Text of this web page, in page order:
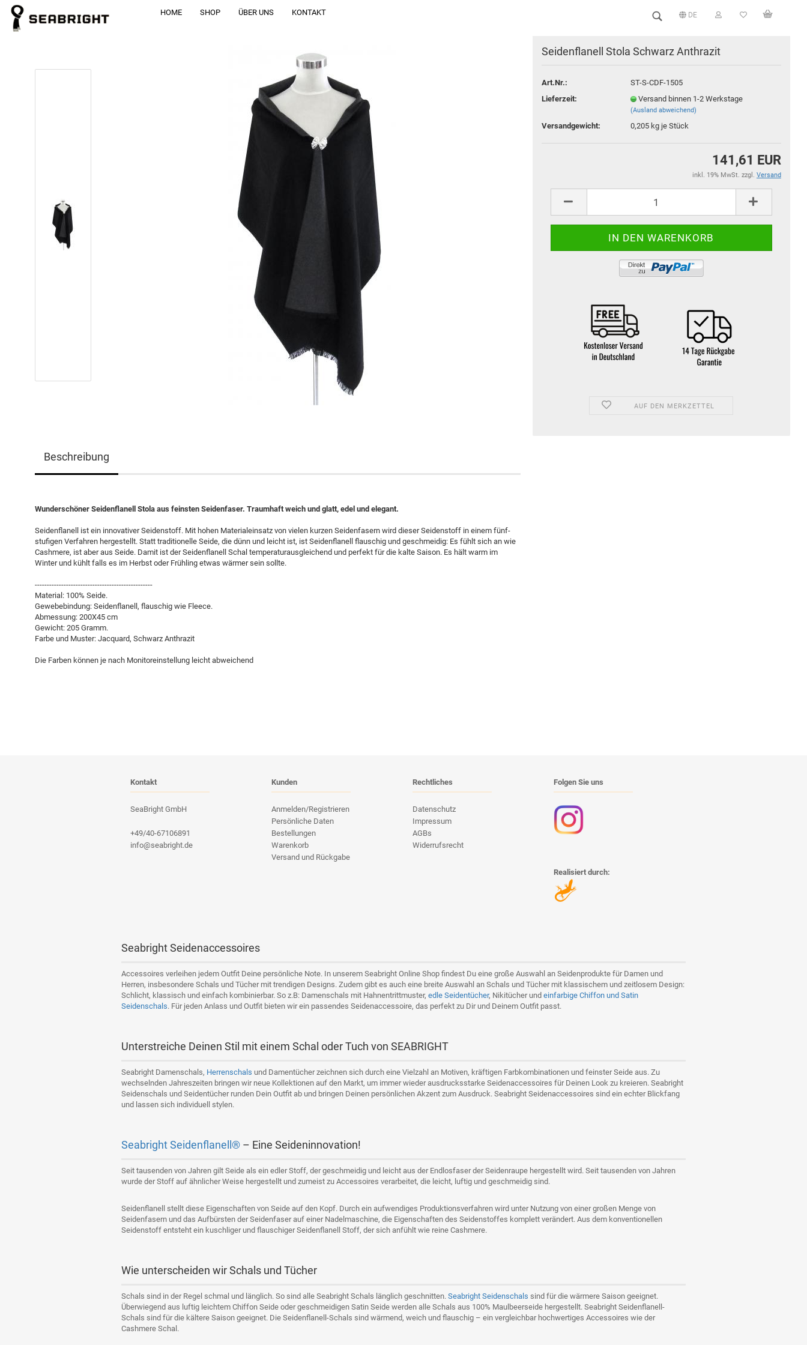
HOME SHOP ÜBER UNS KONTAKT DE
Seidenflanell Stola Schwarz Anthrazit
Art.Nr.:
ST-S-CDF-1505
Lieferzeit:
Versand binnen 1-2 Werkstage
(Ausland abweichend)
Versandgewicht: 0,205kg je Stück
141,61 EUR
inkl. 19% MwSt. zzgl. Versand
AUF DEN MERKZETTEL
Beschreibung
Wunderschöner Seidenflanell Stola aus feinsten Seidenfaser. Traumhaft weich und glatt, edel und elegant.
Seidenflanell ist ein innovativer Seidenstoff. Mit hohen Materialeinsatz von vielen kurzen Seidenfasern wird dieser Seidenstoff in einem fünf-
stufigen Verfahren hergestellt. Statt traditionelle Seide, die dünn und leicht ist, ist Seidenflanell flauschig und geschmeidig: Es fühlt sich an wie
Cashmere, ist aber aus Seide. Damit ist der Seidenflanell Schal temperaturausgleichend und perfekt für die kalte Saison. Es hält warm im
Winter und kühlt falls es im Herbst oder Frühling etwas wärmer sein sollte.
-------------------------------------------------
Material: 100% Seide.
Gewebebindung: Seidenflanell, flauschig wie Fleece.
Abmessung: 200X45 cm
Gewicht: 205 Gramm.
Farbe und Muster: Jacquard, Schwarz Anthrazit
Die Farben können je nach Monitoreinstellung leicht abweichend
Kontakt
SeaBright GmbH
+49/40-67106891
info@seabright.de
Kunden
Anmelden/Registrieren
Persönliche Daten
Bestellungen
Warenkorb
Versand und Rückgabe
Rechtliches
Datenschutz
Impressum
AGBs
Widerrufsrecht
Folgen Sie uns
Realisiert durch:
Seabright Seidenaccessoires
Accessoires verleihen jedem Outfit Deine persönliche Note. In unserem Seabright Online Shop findest Du eine große Auswahl an Seidenprodukte für Damen und
Herren, insbesondere Schals und Tücher mit trendigen Designs. Zudem gibt es auch eine breite Auswahl an Schals und Tücher mit klassischem und zeitlosem Design:
Schlicht, klassisch und einfach kombinierbar. So z.B: Damenschals mit Hahnentrittmuster, edle Seidentücher, Nikitücher und einfarbige Chiffon und Satin
Seidenschals. Für jeden Anlass und Outfit bieten wir ein passendes Seidenaccessoire, das perfekt zu Dir und Deinem Outfit passt.
Unterstreiche Deinen Stil mit einem Schal oder Tuch von SEABRIGHT
Seabright Damenschals, Herrenschals und Damentücher zeichnen sich durch eine Vielzahl an Motiven, kräftigen Farbkombinationen und feinster Seide aus. Zu
wechselnden Jahreszeiten bringen wir neue Kollektionen auf den Markt, um immer wieder ausdrucksstarke Seidenaccessoires für Deinen Look zu kreieren. Seabright
Seidenschals und Seidentücher runden Dein Outfit ab und bringen Deinen persönlichen Akzent zum Ausdruck. Seabright Seidenaccessoires sind ein echter Blickfang
und lassen sich individuell stylen.
Seabright Seidenflanell® – Eine Seideninnovation!
Seit tausenden von Jahren gilt Seide als ein edler Stoff, der geschmeidig und leicht aus der Endlosfaser der Seidenraupe hergestellt wird. Seit tausenden von Jahren
wurde der Stoff auf ähnlicher Weise hergestellt und zumeist zu Accessoires verarbeitet, die leicht, luftig und geschmeidig sind.
Seidenflanell stellt diese Eigenschaften von Seide auf den Kopf. Durch ein aufwendiges Produktionsverfahren wird unter Nutzung von einer großen Menge von
Seidenfasern und das Aufbürsten der Seidenfaser auf einer Nadelmaschine, die Eigenschaften des Seidenstoffes komplett verändert. Aus dem konventionellen
Seidenstoff entsteht ein kuschliger und flauschiger Seidenflanell Stoff, der sich anfühlt wie reine Cashmere.
Wie unterscheiden wir Schals und Tücher
Schals sind in der Regel schmal und länglich. So sind alle Seabright Schals länglich geschnitten. Seabright Seidenschals sind für die wärmere Saison geeignet.
Überwiegend aus luftig leichtem Chiffon Seide oder geschmeidigen Satin Seide werden alle Schals aus 100% Maulbeerseide hergestellt. Seabright Seidenflanell-
Schals sind für die kältere Saison geeignet. Die Seidenflanell-Schals sind wärmend, weich und flauschig – ein vergleichbar hochwertiges Accessoires wie der
Cashmere Schal.